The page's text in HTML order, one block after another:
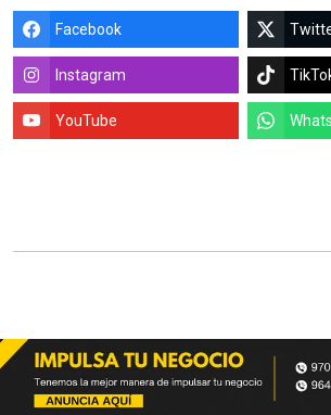
Facebook
Instagram
YouTube